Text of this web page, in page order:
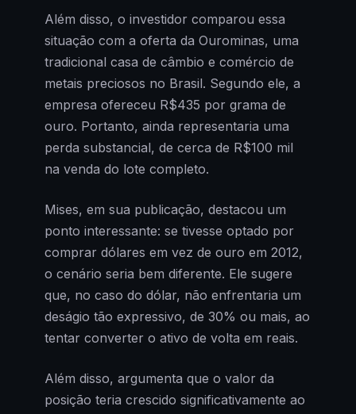
Além disso, o investidor comparou essa
situação com a oferta da Ourominas, uma
tradicional casa de câmbio e comércio de
metais preciosos no Brasil. Segundo ele, a
empresa ofereceu R$435 por grama de
ouro. Portanto, ainda representaria uma
perda substancial, de cerca de R$100 mil
na venda do lote completo.
Mises, em sua publicação, destacou um
ponto interessante: se tivesse optado por
comprar dólares em vez de ouro em 2012,
o cenário seria bem diferente. Ele sugere
que, no caso do dólar, não enfrentaria um
deságio tão expressivo, de 30% ou mais, ao
tentar converter o ativo de volta em reais.
Além disso, argumenta que o valor da
posição teria crescido significativamente ao